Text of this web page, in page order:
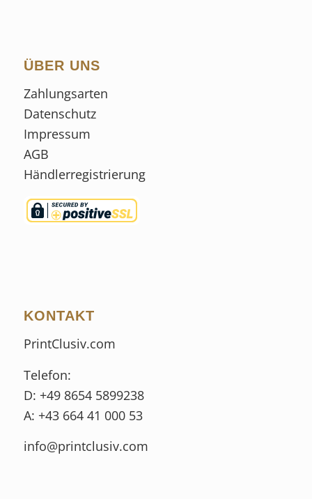
ÜBER UNS
Zahlungsarten
Datenschutz
Impressum
AGB
Händlerregistrierung
KONTAKT
PrintClusiv.com
Telefon:
D: +49 8654 5899238
A: +43 664 41 000 53
info@printclusiv.com